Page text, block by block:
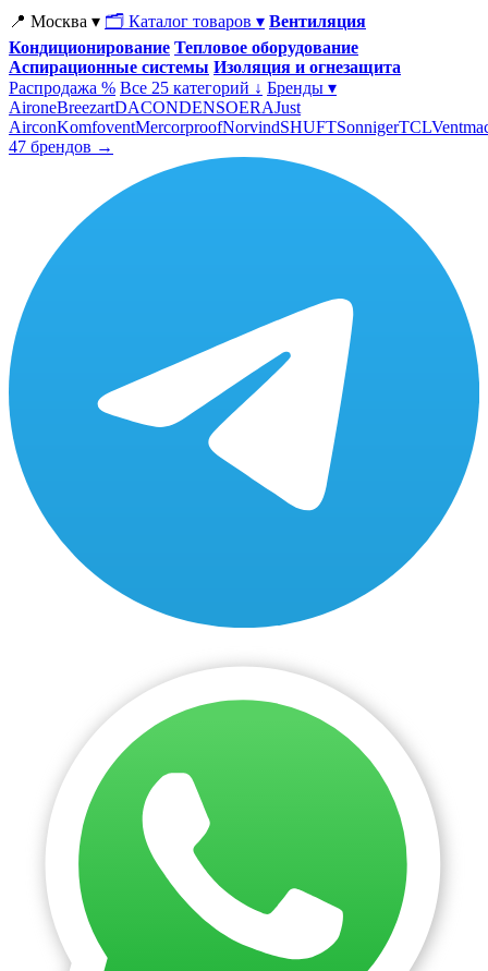
📍 Москва ▾ 🗂 Каталог товаров ▾ Вентиляция
Кондиционирование Тепловое оборудование
Аспирационные системы Изоляция и огнезащита
Распродажа % Все 25 категорий ↓ Бренды ▾
AironeBreezartDACONDENSOERAJust
AirconKomfoventMercorproofNorvindSHUFTSonnigerTCL
47 брендов →